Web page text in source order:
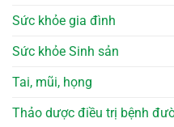
Sức khỏe gia đình
Sức khỏe Sinh sản
Tai, mũi, họng
Thảo dược điều trị bệnh